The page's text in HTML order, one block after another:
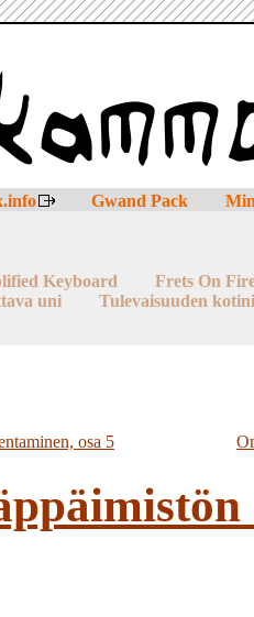
Gwand Pack
Keyboard
Frets On
uni
Tulevaisuuden kotini
osa 5